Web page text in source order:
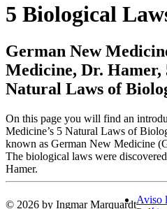
5 Biological
German New
Medicine, Dr.
Natural Laws of
On this page you will find an
Medicine’s 5 Natural Laws of
known as German New Medicine
The biological laws were
Hamer.
© 2026 by Ingmar MarquardtAviso